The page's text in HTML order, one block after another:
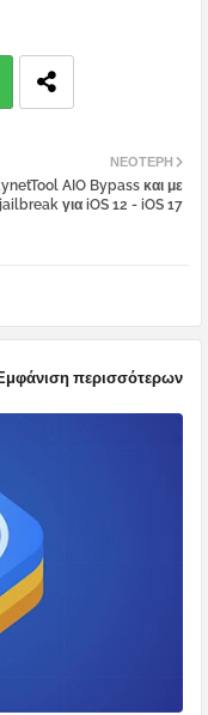
ΝΕΌΤΕΡΗ
AIO Bypass και με
jailbreak για iOS 12 - iOS 17
περισσότερων